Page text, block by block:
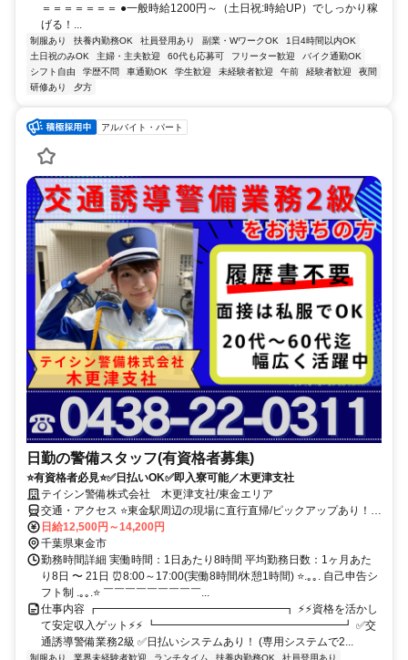
＝＝＝＝＝＝＝ ●一般時給1200円～（土日祝:時給UP）でしっかり稼
げる！...
制服あり 扶養内勤務OK 社員登用あり 副業・WワークOK
1日4時間以内OK
土日祝のみOK
主婦・主夫歓迎 60代も応募可 フリーター歓迎
バイク通勤OK
シフト自由
学歴不問 車通勤OK 学生歓迎 未経験者歓迎 午前 経験者歓迎
夜間
研修あり
夕方
アルバイト・パート
日勤の警備スタッフ(有資格者募集)
⭐有資格者必見⭐✅日払いOK✅即入寮可能／木更津支社
テイシン警備株式会社 木更津支社/東金エリア
交通・アクセス ⭐東金駅周辺の現場に直行直帰/ピックアップあり！移
動の心配は不要です♪
日給12,500円～14,200円
千葉県東金市
勤務時間詳細 実働時間：1日あたり8時間 平均勤務日数：1ヶ月あた
り8日 〜 21日 ⏰8:00～17:00(実働8時間/休憩1時間) ⭐.｡｡. 自己申告シ
フト制 .｡｡.⭐ ￣￣￣￣￣￣￣￣￣...
仕事内容 ┏━━━━━━━━━━━━━━━━━┓ ⚡⚡資格を活かし
て安定収入ゲット⚡⚡ ┗━━━━━━━━━━━━━━━━━┛ ✅交
通誘導警備業務2級 ✅日払いシステムあり！ (専用システムで2...
制服あり 業界未経験者歓迎 ランチタイム 扶養内勤務OK 社員登用あり